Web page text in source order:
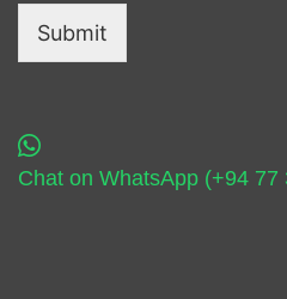
Submit
Chat on WhatsApp (+94 77